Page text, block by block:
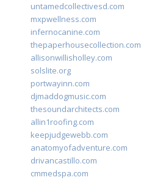
untamedcollectivesd.com
mxpwellness.com
infernocanine.com
thepaperhousecollection.com
allisonwillisholley.com
solslite.org
portwayinn.com
djmaddogmusic.com
thesoundarchitects.com
allin1roofing.com
keepjudgewebb.com
anatomyofadventure.com
drivancastillo.com
cmmedspa.com